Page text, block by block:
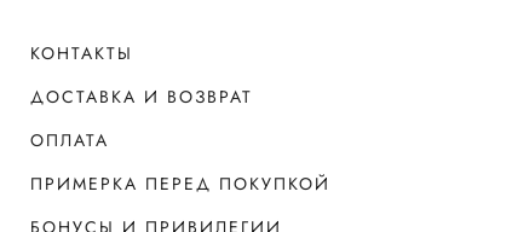
КОНТАКТЫ
ДОСТАВКА И ВОЗВРАТ
ОПЛАТА
ПРИМЕРКА ПЕРЕД ПОКУПКОЙ